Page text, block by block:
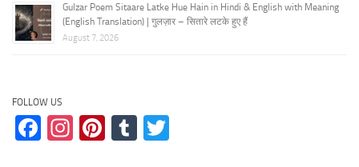
Gulzar Poem Sitaare Latke Hue Hain in Hindi & English with Meaning
(English Translation) | गुलज़ार – सितारे लटके हुए हैं
August 7, 2026
FOLLOW US
Facebook
Instagram
Pinterest
Tumblr